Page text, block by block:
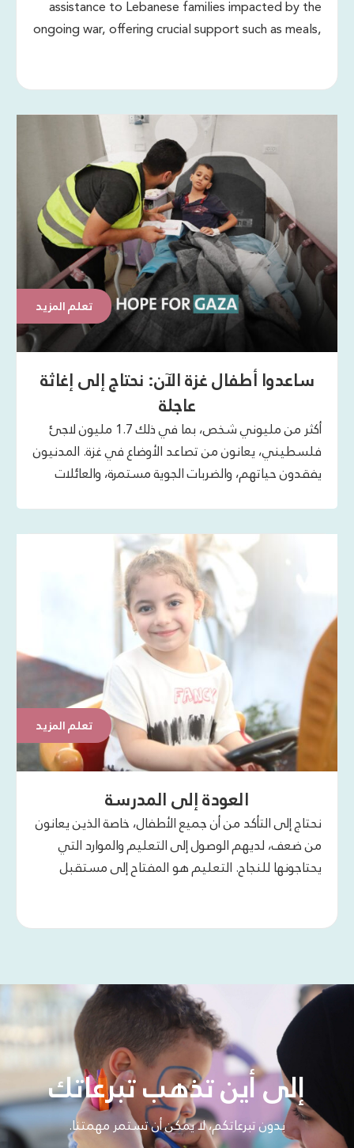
assistance to Lebanese families impacted by the
ongoing war, offering crucial support such as meals,
تعلم المزيد
ساعدوا أطفال غزة الآن: نحتاج إلى إغاثة
عاجلة
أكثر من مليوني شخص، بما في ذلك 1.7 مليون لاجئ
فلسطيني، يعانون من تصاعد الأوضاع في غزة. المدنيون
يفقدون حياتهم، والضربات الجوية مستمرة، والعائلات
لتقديم المساعدة التي قد تنقذ حياة الأشخاص المتأثرين.
تعلم المزيد
العودة إلى المدرسة
نحتاج إلى التأكد من أن جميع الأطفال، خاصة الذين يعانون
من ضعف، لديهم الوصول إلى التعليم والموارد التي
يحتاجونها للنجاح. التعليم هو المفتاح إلى مستقبل
إلى أين تذهب تبرعاتك
بدون تبرعاتكم، لا يمكن أن تستمر مهمتنا.